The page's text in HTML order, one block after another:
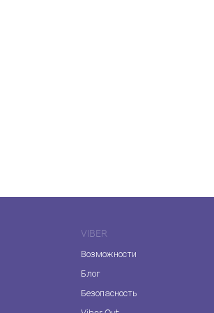
VIBER
Возможности
Блог
Безопасность